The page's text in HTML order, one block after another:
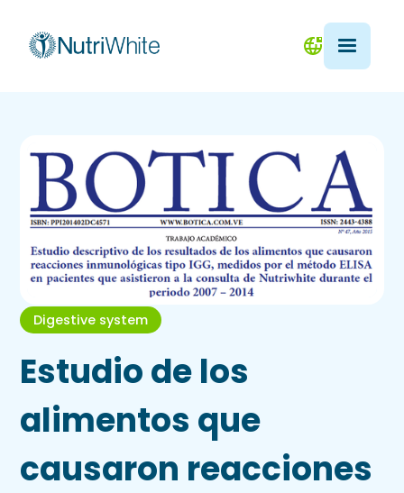
Digestive system
Estudio de los
alimentos que
causaron reacciones